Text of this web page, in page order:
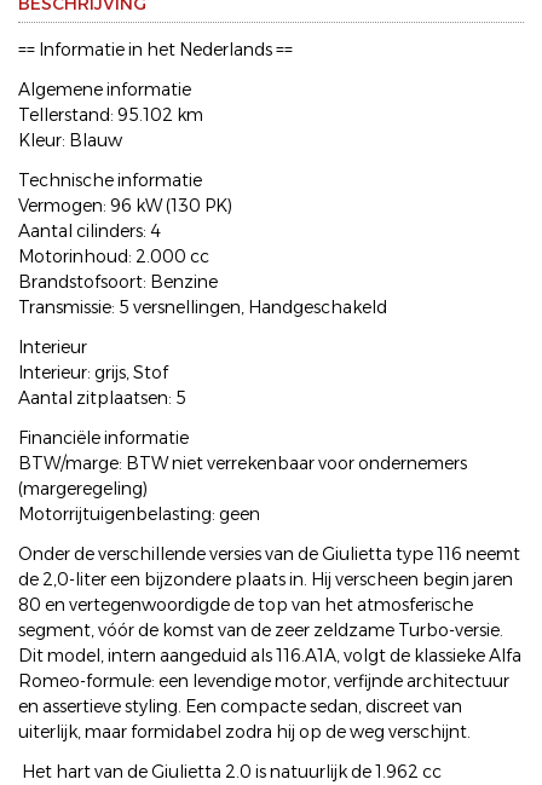
== Informatie in het Nederlands ==
Algemene informatie
Tellerstand: 95.102 km
Kleur: Blauw
Technische informatie
Vermogen: 96 kW (130 PK)
Aantal cilinders: 4
Motorinhoud: 2.000 cc
Brandstofsoort: Benzine
Transmissie: 5 versnellingen, Handgeschakeld
Interieur
Interieur: grijs, Stof
Aantal zitplaatsen: 5
Financiële informatie
BTW/marge: BTW niet verrekenbaar voor ondernemers
(margeregeling)
Motorrijtuigenbelasting: geen
Onder de verschillende versies van de Giulietta type 116 neemt
de 2,0-liter een bijzondere plaats in. Hij verscheen begin jaren
80 en vertegenwoordigde de top van het atmosferische
segment, vóór de komst van de zeer zeldzame Turbo-versie.
Dit model, intern aangeduid als 116.A1A, volgt de klassieke Alfa
Romeo-formule: een levendige motor, verfijnde architectuur
en assertieve styling. Een compacte sedan, discreet van
uiterlijk, maar formidabel zodra hij op de weg verschijnt.
Het hart van de Giulietta 2.0 is natuurlijk de 1.962 cc